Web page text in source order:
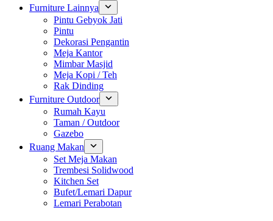
Furniture Lainnya
Pintu Gebyok Jati
Pintu
Dekorasi Pengantin
Meja Kantor
Mimbar Masjid
Meja Kopi / Teh
Rak Dinding
Furniture Outdoor
Rumah Kayu
Taman / Outdoor
Gazebo
Ruang Makan
Set Meja Makan
Trembesi Solidwood
Kitchen Set
Bufet/Lemari Dapur
Lemari Perabotan